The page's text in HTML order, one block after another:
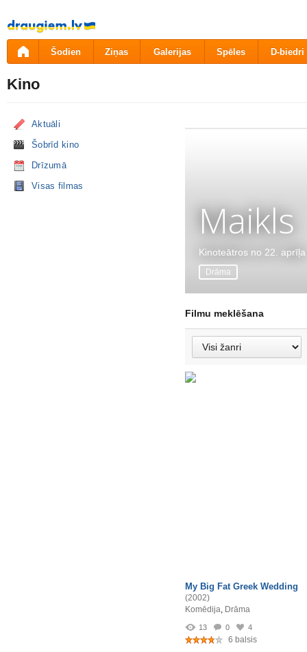
Pāriet
uz
saturu
Šodien Ziņas Galerijas Spēles D-biedri
Kino
Aktuāli
Šobrīd kino
Drīzumā
Visas filmas
Maikls
Kinoteātros no 22. aprīļa
Drāma
Filmu meklēšana
My Big Fat Greek Wedding
(2002)
Komēdija, Drāma
13 0 4
6 balsis